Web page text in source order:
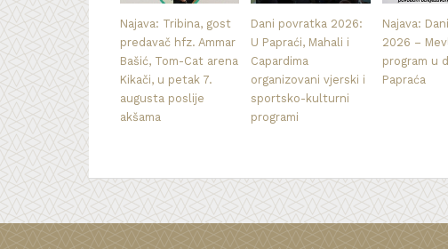
Najava: Tribina, gost
predavač hfz. Ammar
Bašić, Tom-Cat arena
Kikači, u petak 7.
augusta poslije
akšama
Dani povratka 2026:
U Papraći, Mahali i
Capardima
organizovani vjerski i
sportsko-kulturni
programi
Najava:
2026 –
program u
Papraća